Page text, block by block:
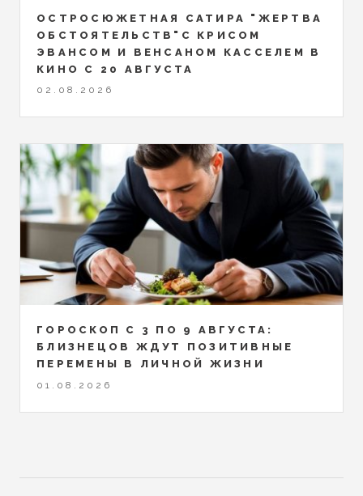
ОСТРОСЮЖЕТНАЯ САТИРА "ЖЕРТВА
ОБСТОЯТЕЛЬСТВ"С КРИСОМ
ЭВАНСОМ И ВЕНСАНОМ КАССЕЛЕМ В
КИНО С 20 АВГУСТА
02.08.2026
ГОРОСКОП С 3 ПО 9 АВГУСТА:
БЛИЗНЕЦОВ ЖДУТ ПОЗИТИВНЫЕ
ПЕРЕМЕНЫ В ЛИЧНОЙ ЖИЗНИ
01.08.2026